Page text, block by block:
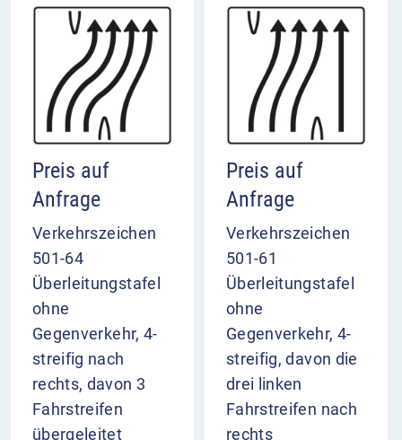
Preis auf
Anfrage
Verkehrszeichen
501-64
Überleitungstafel
ohne
Gegenverkehr, 4-
streifig nach
rechts, davon 3
Fahrstreifen
übergeleitet
Preis auf
Anfrage
Verkehrszeichen
501-61
Überleitungstafel
ohne
Gegenverkehr, 4-
streifig, davon die
drei linken
Fahrstreifen nach
rechts